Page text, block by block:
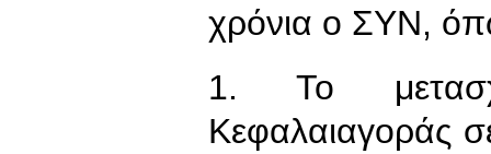
χρόνια ο ΣΥΝ,
1. Το
Κεφαλαιαγοράς